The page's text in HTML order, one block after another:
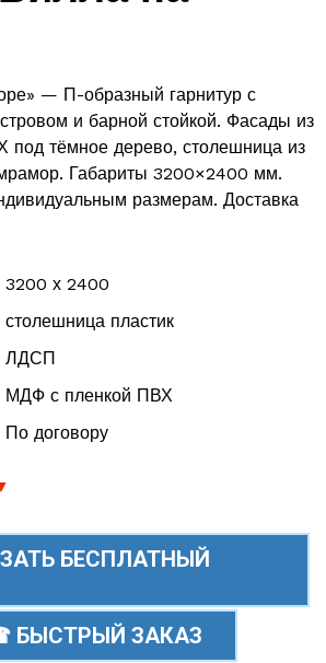
— П-образный гарнитур с
и барной стойкой. Фасады из
тёмное дерево, столешница из
Габариты 3200×2400 мм.
размерам. Доставка
3200 х 2400
столешница пластик
ЛДСП
МДФ с пленкой ПВХ
По договору
БЕСПЛАТНЫЙ
БЫСТРЫЙ ЗАКАЗ